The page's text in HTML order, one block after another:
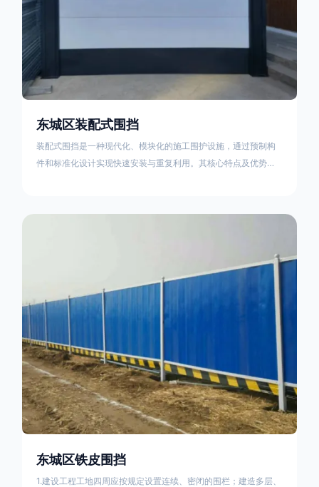
东城区装配式围挡
装配式围挡是一种现代化、模块化的施工围护设施，通过预制构
件和标准化设计实现快速安装与重复利用。其核心特点及优势如
撑、横撑加强筋等部件增强整体稳定性立柱规格：通常为
东城区铁皮围挡
1.建设工程工地四周应按规定设置连续、密闭的围栏；建造多层、